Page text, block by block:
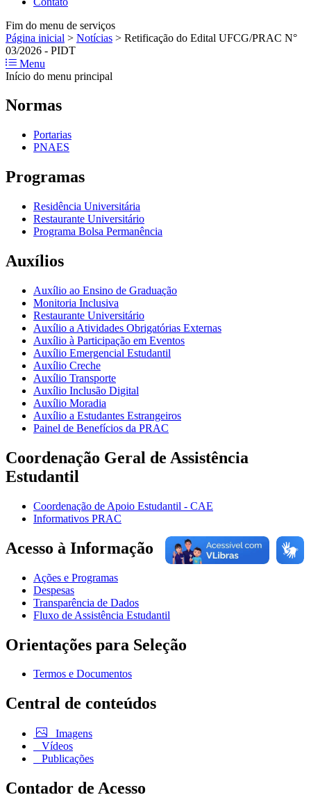
Fim do menu de serviços
Página inicial > Notícias > Retificação do Edital UFCG/PRAC N°
03/2026 - PIDT
Menu
Início do menu principal
Normas
Portarias
PNAES
Programas
Residência Universitária
Restaurante Universitário
Programa Bolsa Permanência
Auxílios
Auxílio ao Ensino de Graduação
Monitoria Inclusiva
Restaurante Universitário
Auxílio a Atividades Obrigatórias Externas
Auxílio à Participação em Eventos
Auxílio Emergencial Estudantil
Auxílio Creche
Auxílio Transporte
Auxílio Inclusão Digital
Auxílio Moradia
Auxílio a Estudantes Estrangeiros
Painel de Benefícios da PRAC
Coordenação Geral de Assistência
Estudantil
Coordenação de Apoio Estudantil - CAE
Informativos PRAC
Acesso à Informação
Ações e Programas
Despesas
Transparência de Dados
Fluxo de Assistência Estudantil
Orientações para Seleção
Termos e Documentos
Central de conteúdos
Imagens
Vídeos
Publicações
Contador de Acesso